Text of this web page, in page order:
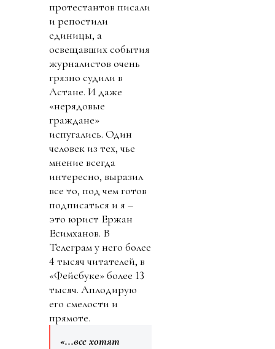
протестантов писали
и репостили
единицы, а
освещавших события
журналистов очень
грязно судили в
Астане. И даже
«нерядовые
граждане»
испугались. Один
человек из тех, чье
мнение всегда
интересно, выразил
все то, под чем готов
подписаться и я –
это юрист Ержан
Есимханов. В
Телеграм у него более
4 тысяч читателей, в
«Фейсбуке» более 13
тысяч. Аплодирую
его смелости и
прямоте.
«...все хотят